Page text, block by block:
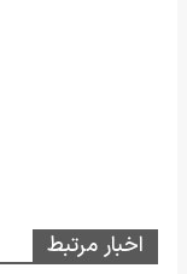
اخبار مرتبط